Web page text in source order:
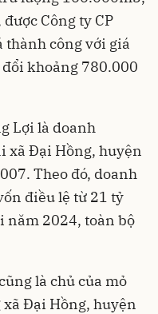
Công ty CP
công với giá
khoảng 780.000
Lợi là doanh
xã Đại Hồng, huyện
Theo đó, doanh
điều lệ từ 21 tỷ
năm 2024, toàn bộ
là chủ của mỏ
Đại Hồng, huyện